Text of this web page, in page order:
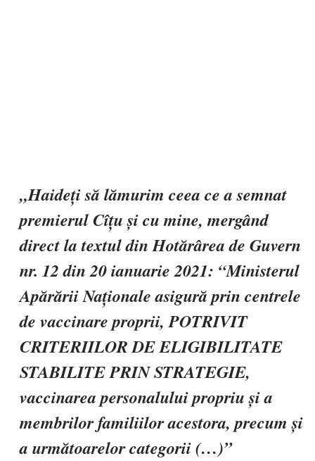
„Haideți să lămurim ceea ce a semnat
premierul Cîțu și cu mine, mergând
direct la textul din Hotărârea de Guvern
nr. 12 din 20 ianuarie 2021: “Ministerul
Apărării Naționale asigură prin centrele
de vaccinare proprii,POTRIVIT
CRITERIILOR DE ELIGIBILITATE
STABILITE PRIN STRATEGIE,
vaccinarea personalului propriu și a
membrilor familiilor acestora, precum și
a următoarelor categorii (…)”